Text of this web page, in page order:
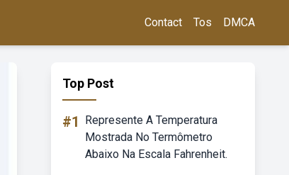
Contact Tos DMCA
Top Post
#1
Represente A Temperatura
Mostrada No Termômetro
Abaixo Na Escala Fahrenheit.